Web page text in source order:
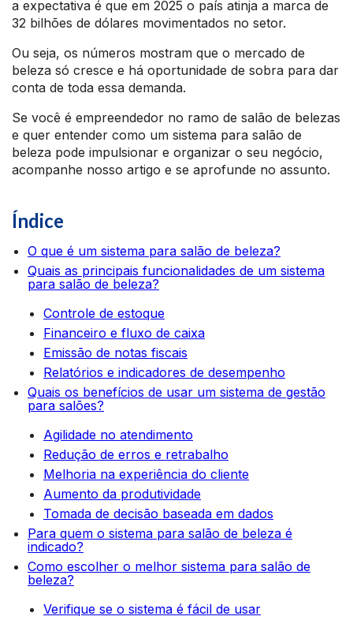
a expectativa é que em 2025 o país atinja a marca de
32 bilhões de dólares movimentados no setor.
Ou seja, os números mostram que o mercado de
beleza só cresce e há oportunidade de sobra para dar
conta de toda essa demanda.
Se você é empreendedor no ramo de salão de belezas
e quer entender como um sistema para salão de
beleza pode impulsionar e organizar o seu negócio,
acompanhe nosso artigo e se aprofunde no assunto.
Índice
O que é um sistema para salão de beleza?
Quais as principais funcionalidades de um sistema
para salão de beleza?
Controle de estoque
Financeiro e fluxo de caixa
Emissão de notas fiscais
Relatórios e indicadores de desempenho
Quais os benefícios de usar um sistema de gestão
para salões?
Agilidade no atendimento
Redução de erros e retrabalho
Melhoria na experiência do cliente
Aumento da produtividade
Tomada de decisão baseada em dados
Para quem o sistema para salão de beleza é
indicado?
Como escolher o melhor sistema para salão de
beleza?
Verifique se o sistema é fácil de usar